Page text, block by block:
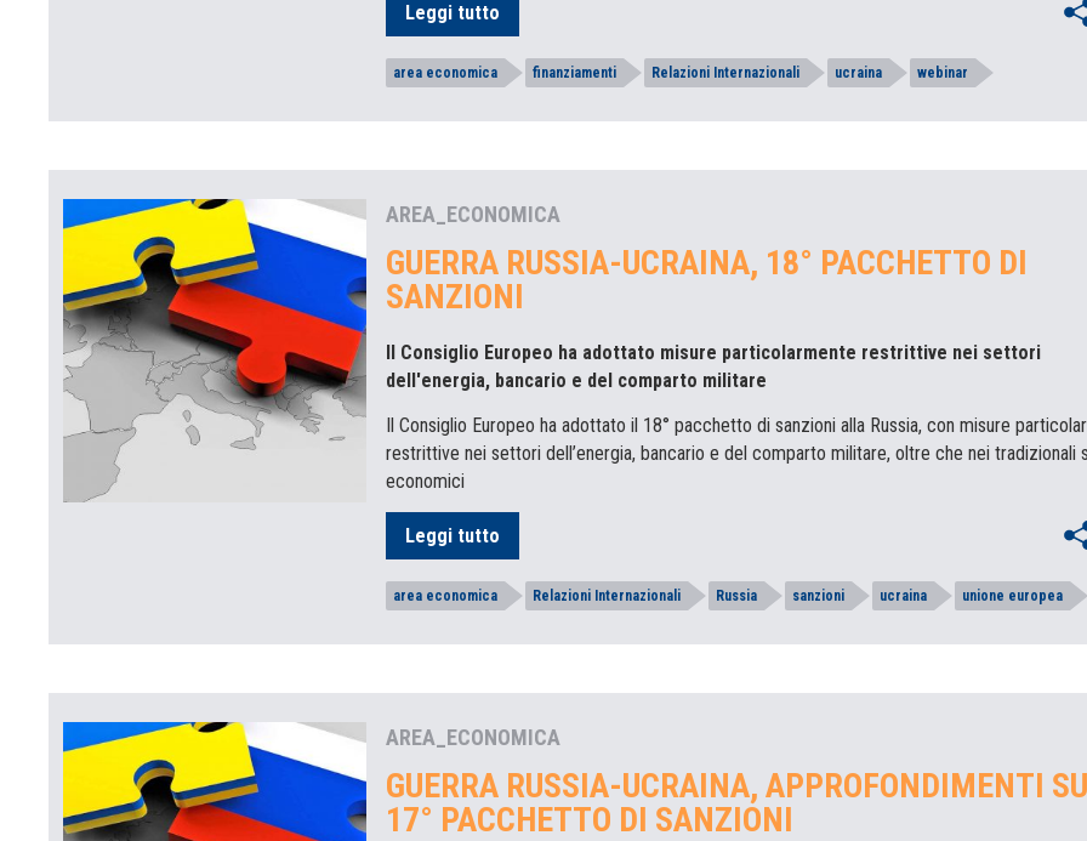
Leggi tutto
area economica finanziamenti Relazioni Internazionali ucraina webinar
AREA_ECONOMICA
GUERRA RUSSIA-UCRAINA, 18° PACCHETTO DI
SANZIONI
Il Consiglio Europeo ha adottato misure particolarmente restrittive nei settori
dell'energia, bancario e del comparto militare
Il Consiglio Europeo ha adottato il 18° pacchetto di sanzioni alla Russia, con misure
restrittive nei settori dell’energia, bancario e del comparto militare, oltre che nei tradizionali
economici
Leggi tutto
area economica Relazioni Internazionali Russia sanzioni ucraina unione europea
AREA_ECONOMICA
GUERRA RUSSIA-UCRAINA, APPROFONDIMENTI
17° PACCHETTO DI SANZIONI